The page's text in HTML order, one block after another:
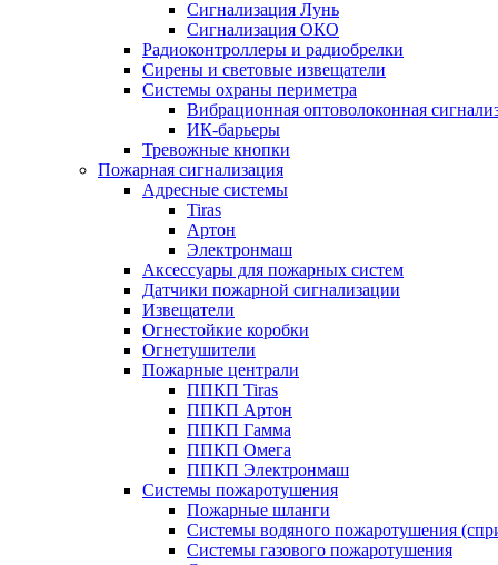
Сигнализация Лунь
Сигнализация ОКО
Радиоконтроллеры и радиобрелки
Сирены и световые извещатели
Системы охраны периметра
Вибрационная оптоволоконная
ИК-барьеры
Тревожные кнопки
Пожарная сигнализация
Адресные системы
Tiras
Артон
Электронмаш
Аксессуары для пожарных систем
Датчики пожарной сигнализации
Извещатели
Огнестойкие коробки
Огнетушители
Пожарные централи
ППКП Tiras
ППКП Артон
ППКП Гамма
ППКП Омега
ППКП Электронмаш
Системы пожаротушения
Пожарные шланги
Системы водяного пожаротушения
Системы газового пожаротушения